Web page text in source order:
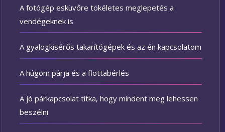
A fotógép esküvőre tökéletes meglepetés a
vendégeknek is
A gyalogkisérős takarítógépek és az én kapcsolatom
A húgom párja és a flottabérlés
A jó párkapcsolat titka, hogy mindent meg lehessen
beszélni